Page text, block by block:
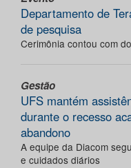
Departamento de
de pesquisa
Cerimônia contou com
Gestão
UFS mantém
durante o recesso
abandono
A equipe da Diacom
e cuidados diários